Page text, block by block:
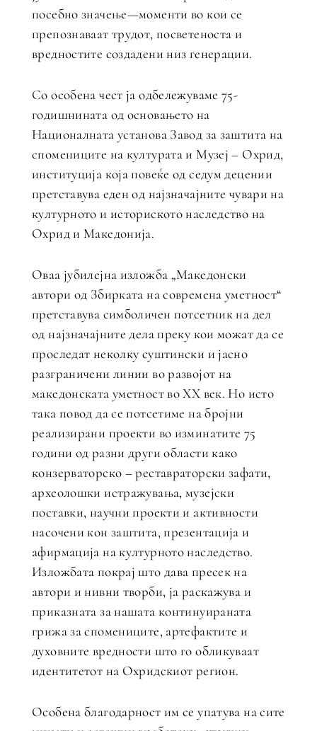
посебно значење—моменти во кои се
препознаваат трудот, посветеноста и
вредностите создадени низ генерации.
Со особена чест ја одбележуваме 75-
годишнината од основањето на
Националната установа Завод за заштита на
спомениците на културата и Музеј – Охрид,
институција која повеќе од седум децении
претставува еден од најзначајните чувари на
културното и историското наследство на
Охрид и Македонија.
Оваа јубилејна изложба „Македонски
автори од Збирката на современа уметност“
претставува симболичен потсетник на дел
од најзначајните дела преку кои можат да се
проследат неколку суштински и јасно
разграничени линии во развојот на
македонската уметност во XX век. Но исто
така повод да се потсетиме на бројни
реализирани проекти во изминатите 75
години од разни други области како
конзерваторско – реставраторски зафати,
археолошки истражувања, музејски
поставки, научни проекти и активности
насочени кон заштита, презентација и
афирмација на културното наследство.
Изложбата покрај што дaва пресек на
автори и нивни творби, ја раскажува и
приказната за нашата континуираната
грижа за спомениците, артефактите и
духовните вредности што го обликуваат
идентитетот на Охридскиот регион.
Особена благодарност им се упатува на сите